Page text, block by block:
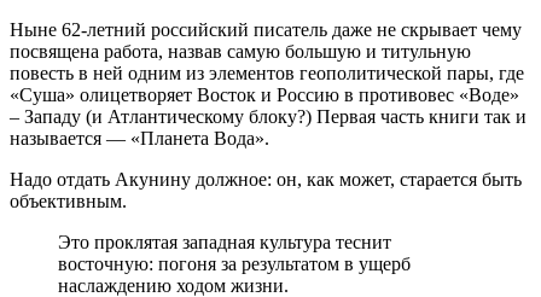
Ныне 62-летний российский писатель даже не скрывает чему
посвящена работа, назвав самую большую и титульную
повесть в ней одним из элементов геополитической пары, где
«Суша» олицетворяет Восток и Россию в противовес «Воде»
– Западу (и Атлантическому блоку?) Первая часть книги так и
называется — «Планета Вода».
Надо отдать Акунину должное: он, как может, старается быть
объективным.
Это проклятая западная культура теснит
восточную: погоня за результатом в ущерб
наслаждению ходом жизни.